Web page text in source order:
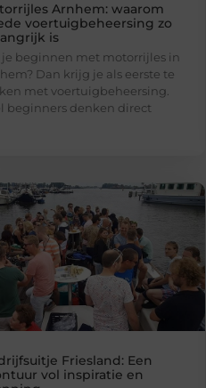
Arnhem: waarom
voertuigbeheersing zo
is
je beginnen met motorrijles in
Dan krijg je als eerste te
met voertuigbeheersing.
beginners denken direct
Friesland: Een
vol inspiratie en